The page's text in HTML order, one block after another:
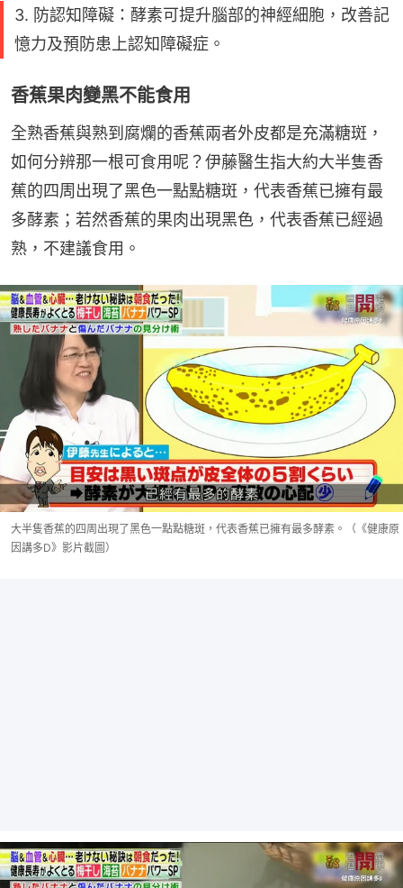
3. 防認知障礙：酵素可提升腦部的神經細胞，改善記
憶力及預防患上認知障礙症。
香蕉果肉變黑不能食用
全熟香蕉與熟到腐爛的香蕉兩者外皮都是充滿糖斑，
如何分辨那一根可食用呢？伊藤醫生指大約大半隻香
蕉的四周出現了黑色一點點糖斑，代表香蕉已擁有最
多酵素；若然香蕉的果肉出現黑色，代表香蕉已經過
熟，不建議食用。
大半隻香蕉的四周出現了黑色一點點糖斑，代表香蕉已擁有最多酵素。（《健康原
因講多D》影片截圖）